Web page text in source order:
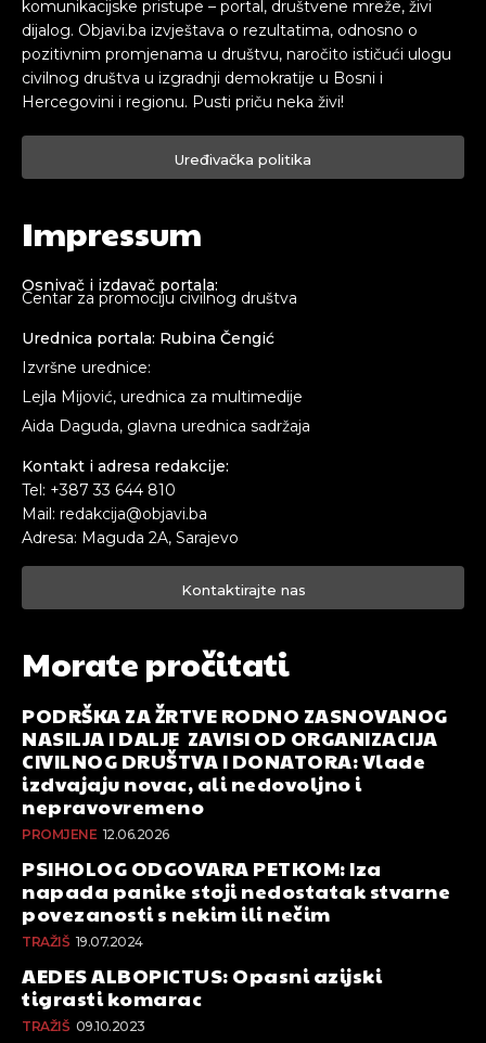
komunikacijske pristupe – portal, društvene mreže, živi
dijalog. Objavi.ba izvještava o rezultatima, odnosno o
pozitivnim promjenama u društvu, naročito ističući ulogu
civilnog društva u izgradnji demokratije u Bosni i
Hercegovini i regionu. Pusti priču neka živi!
Uređivačka politika
Impressum
Osnivač i izdavač portala:
Centar za promociju civilnog društva
Urednica portala: Rubina Čengić
Izvršne urednice:
Lejla Mijović, urednica za multimedije
Aida Daguda, glavna urednica sadržaja
Kontakt i adresa redakcije:
Tel: +387 33 644 810
Mail: redakcija@objavi.ba
Adresa: Maguda 2A, Sarajevo
Kontaktirajte nas
Morate pročitati
PODRŠKA ZA ŽRTVE RODNO ZASNOVANOG
NASILJA I DALJE ZAVISI OD ORGANIZACIJA
CIVILNOG DRUŠTVA I DONATORA: Vlade
izdvajaju novac, ali nedovoljno i
nepravovremeno
PROMJENE 12.06.2026
PSIHOLOG ODGOVARA PETKOM: Iza
napada panike stoji nedostatak stvarne
povezanosti s nekim ili nečim
TRAŽIŠ 19.07.2024
AEDES ALBOPICTUS: Opasni azijski
tigrasti komarac
TRAŽIŠ 09.10.2023